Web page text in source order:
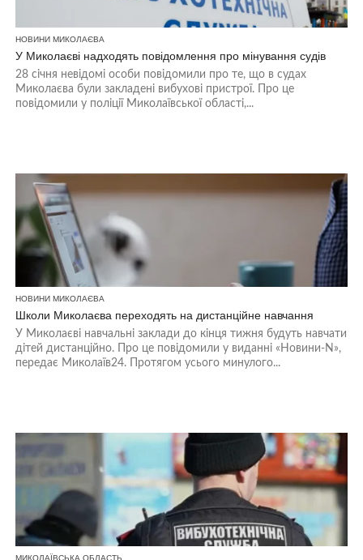
НОВИНИ МИКОЛАЄВА
У Миколаєві надходять повідомлення про мінування судів
28 січня невідомі особи повідомили про те, що в судах
Миколаєва були закладені вибухові пристрої. Про це
повідомили у поліції Миколаївської області,...
НОВИНИ МИКОЛАЄВА
Школи Миколаєва переходять на дистанційне навчання
У Миколаєві навчальні заклади до кінця тижня будуть навчати
дітей дистанційно. Про це повідомили у виданні «Новини-N»,
передає Миколаїв24. Протягом усього минулого...
МИКОЛАЇВСЬКА ОБЛАСТЬ